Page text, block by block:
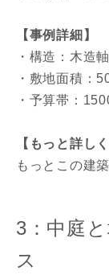
【事例詳細】
・構造：木造
・敷地面積：
・予算帯：
【もっと詳しく
もっとこの建
3：中庭
ス